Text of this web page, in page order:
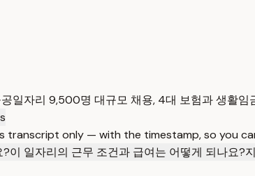
일자리 9,500명 대규모 채용, 4대 보험과 생활임
transcript only — with the timestamp, so you
?이 일자리의 근무 조건과 급여는 어떻게 되나요?